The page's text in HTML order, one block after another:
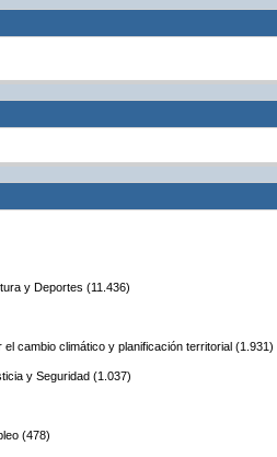
y Deportes (11.436)
cambio climático y planificación territorial (1.931)
y Seguridad (1.037)
(478)